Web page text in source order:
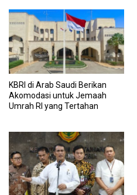
KBRI di Arab Saudi Berikan
Akomodasi untuk Jemaah
Umrah RI yang Tertahan